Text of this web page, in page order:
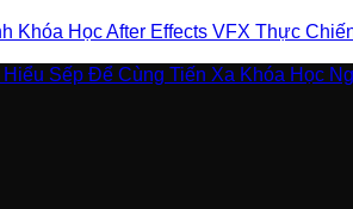
Khóa Học After Effects VFX Thực
Khóa Học